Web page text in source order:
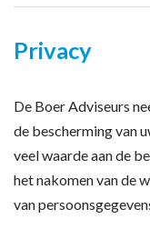
Privacy
De Boer Adviseurs
de bescherming van
veel waarde aan de
het nakomen van de
van